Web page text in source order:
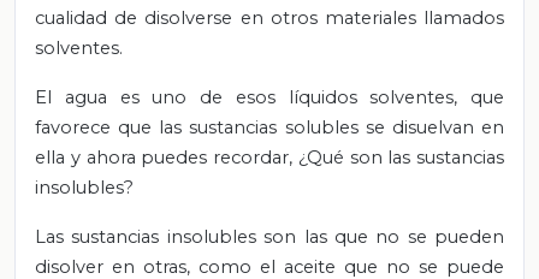
cualidad de disolverse en otros materiales llamados
solventes.
El agua es uno de esos líquidos solventes, que
favorece que las sustancias solubles se disuelvan en
ella y ahora puedes recordar, ¿Qué son las sustancias
insolubles?
Las sustancias insolubles son las que no se pueden
disolver en otras, como el aceite que no se puede